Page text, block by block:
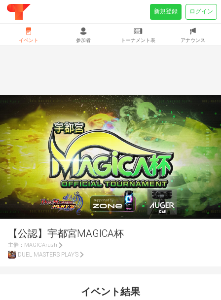
【公認】宇都宮MAGICA杯
主催： MAGICArush
DUEL MASTERS PLAY’S
イベント結果
イベント 参加者 トーナメント表 アナウンス
新規登録 ログイン